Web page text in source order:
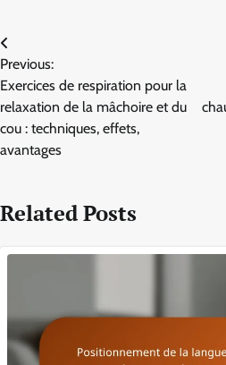
Post
navigation
Previous:
Exercices de respiration pour la
relaxation de la mâchoire et du
cou : techniques, effets,
avantages
Related Posts